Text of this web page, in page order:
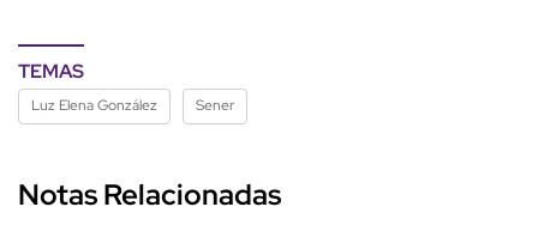
TEMAS
Luz Elena González Sener
Notas Relacionadas